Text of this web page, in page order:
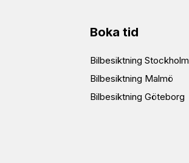
Boka tid
Bilbesiktning Stockholm
Bilbesiktning Malmö
Bilbesiktning Göteborg